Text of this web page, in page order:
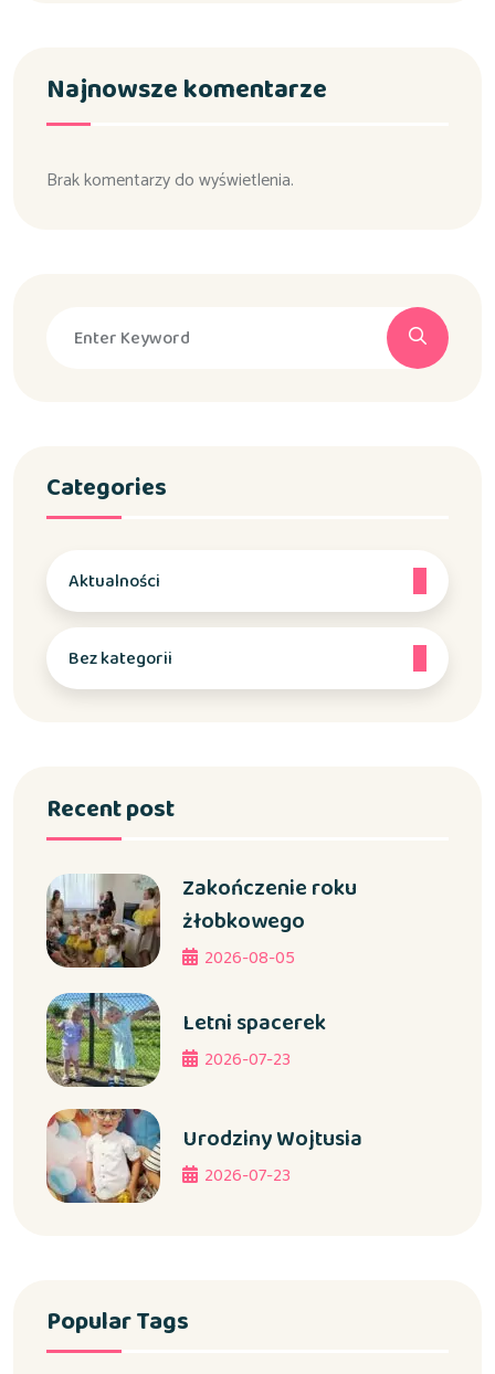
Najnowsze komentarze
Brak komentarzy do wyświetlenia.
Categories
Aktualności
Bez kategorii
Recent post
Zakończenie roku
żłobkowego
2026-08-05
Letni spacerek
2026-07-23
Urodziny Wojtusia
2026-07-23
Popular Tags